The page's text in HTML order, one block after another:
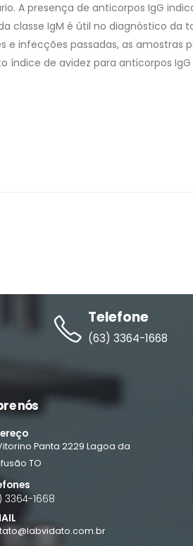
A presença de anticorpos IgG
classe IgM é útil no diagnóstico da
infecções passadas, as amostras
índice de avidez para anticorpos
Telefone
(63) 3364-1668
nós
Panta 2229 Lagoa da
TO
3364-1668